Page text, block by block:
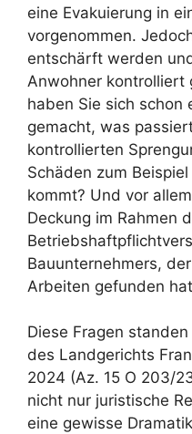
eine Evakuierung in
vorgenommen.
entschärft werden
Anwohner kontrolliert
haben Sie sich schon
gemacht, was
kontrollierten
Schäden zum
kommt? Und vor
Deckung im Rahmen
Bauunternehmers,
Arbeiten gefunden
Diese Fragen
des Landgerichts
2024 (Az. 15 O 203/
nicht nur juristische
eine gewisse